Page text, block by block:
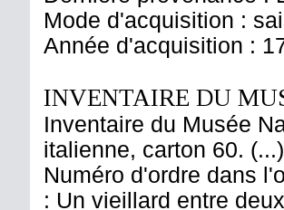
Mode d'acquisition :
Année d'acquisition :
INVENTAIRE DU
Inventaire du Musée
italienne, carton 60.
Numéro d'ordre dans
: Un vieillard entre